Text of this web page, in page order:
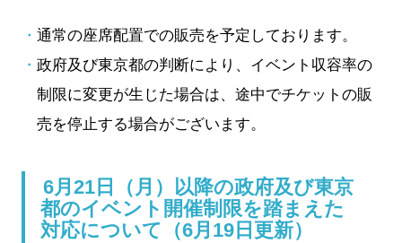
通常の座席配置での販売を予定しております。
政府及び東京都の判断により、イベント収容率の
制限に変更が生じた場合は、途中でチケットの販
売を停止する場合がございます。
6月21日（月）以降の政府及び東京
都のイベント開催制限を踏まえた
対応について（6月19日更新）